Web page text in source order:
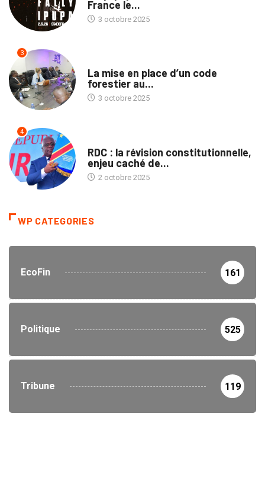
France le...
3 octobre 2025
3
La mise en place d’un code
forestier au...
3 octobre 2025
4
RDC : la révision constitutionnelle,
enjeu caché de...
2 octobre 2025
WP CATEGORIES
EcoFin 161
Politique 525
Tribune 119